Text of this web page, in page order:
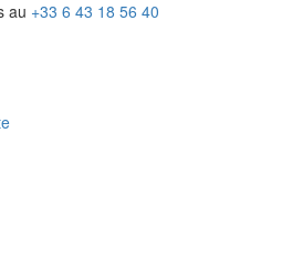
au +33 6 43 18 56 40